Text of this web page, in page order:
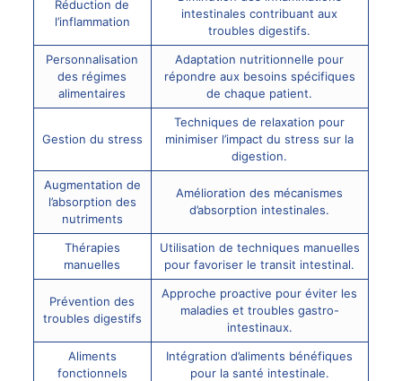
Réduction de
l’inflammation
intestinales contribuant aux
troubles digestifs.
Personnalisation
des régimes
alimentaires
Adaptation nutritionnelle pour
répondre aux besoins spécifiques
de chaque patient.
Gestion du stress
Techniques de relaxation pour
minimiser l’impact du stress sur la
digestion.
Augmentation de
l’absorption des
nutriments
Amélioration des mécanismes
d’absorption intestinales.
Thérapies
manuelles
Utilisation de techniques manuelles
pour favoriser le transit intestinal.
Prévention des
troubles digestifs
Approche proactive pour éviter les
maladies et troubles gastro-
intestinaux.
Aliments
fonctionnels
Intégration d’aliments bénéfiques
pour la santé intestinale.